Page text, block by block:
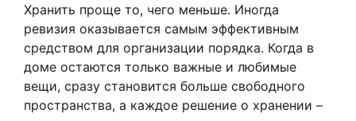
Хранить проще то, чего меньше. Иногда
ревизия оказывается самым эффективным
средством для организации порядка. Когда в
доме остаются только важные и любимые
вещи, сразу становится больше свободного
пространства, а каждое решение о хранении –